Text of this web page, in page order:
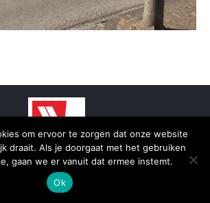
- SmidTrans - Koerier Groningen
Bottom menu
om ervoor te zorgen dat onze website
draait. Als je doorgaat met het gebruiken
gaan we er vanuit dat ermee instemt.
Ok